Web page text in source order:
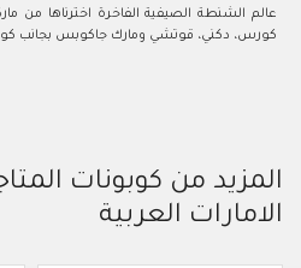
عالم الشنطة الصيفية الفاخرة اخترناها من
كورس، دكني، قوتشي ومارك جاكوبس بجانب
المزيد من كوبونات
الامارات العربية